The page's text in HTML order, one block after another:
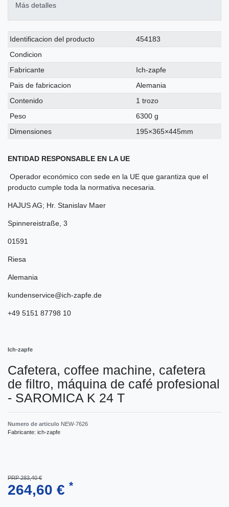
Más detalles
Ceres::Template.singleItemTechnicalDataAttribute
Ceres::Template.singleItemTechnicalDataValue
Identificacion del producto
454183
Condicion
Fabricante
Ich-zapfe
Pais de fabricacion
Alemania
Contenido
1 trozo
Peso
6300 g
Dimensiones
195×365×445mm
ENTIDAD RESPONSABLE EN LA UE
Operador económico con sede en la UE que garantiza que el
producto cumple toda la normativa necesaria.
HAJUS AG; Hr. Stanislav Maer
Spinnereistraße 3
01591
Riesa
Alemania
kundenservice@ich-zapfe.de
+49 5151 87798 10
Ich-zapfe
Cafetera, coffee machine, cafetera
de filtro, máquina de café profesional
- SAROMICA K 24 T
Numero de articulo NEW-7626
Fabricante: ich-zapfe
PRP 283,40 €
264,60 € *